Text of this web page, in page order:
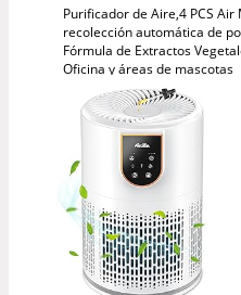
Purificador de Aire,4 PCS
recolección automática de
Fórmula de Extractos
Oficina y áreas de mascotas